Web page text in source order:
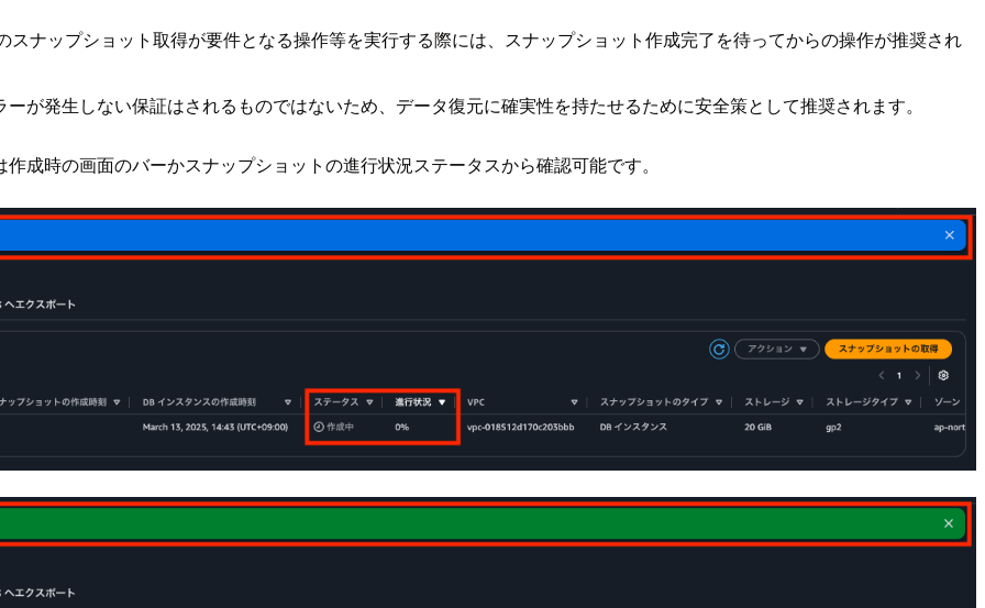
ナップショット取得が要件となる操作等を実行する際には、スナップショット作成完了を待ってからの操作が推奨され
が発生しない保証はされるものではないため、データ復元に確実性を持たせるために安全策として推奨されます。
成時の画面のバーかスナップショットの進行状況ステータスから確認可能です。